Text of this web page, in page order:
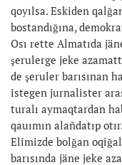
qoyılsa. Eskiden
bostandığına,
Osı rette Almatıda
şerulerge jeke
de şeruler barısınan
istegen jurnalister
turalı aymaqtardan
qauımın alañdatıp otır.
Elimizde bolğan
barısında jäne jeke